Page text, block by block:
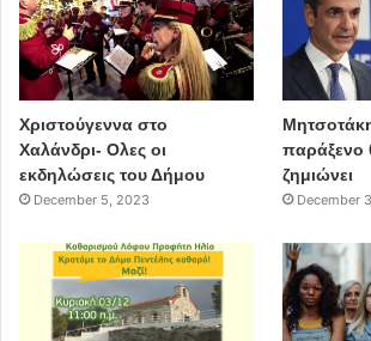
Χριστούγεννα στο
Χαλάνδρι- Ολες οι
εκδηλώσεις του Δήμου
December 5, 2023
παράξενο
ζημιώνει
December